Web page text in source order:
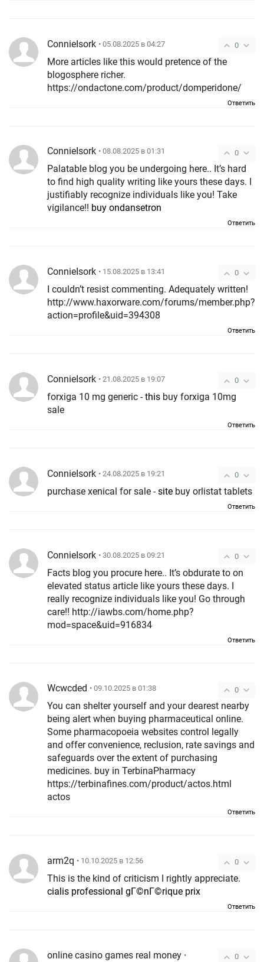
0
ConnieIsork • 05.08.2025 в 04:27
More articles like this would pretence of the
blogosphere richer.
https://ondactone.com/product/domperidone/
Ответить
0
ConnieIsork • 08.08.2025 в 01:31
Palatable blog you be undergoing here.. It’s hard
to find high quality writing like yours these days. I
justifiably recognize individuals like you! Take
vigilance!! buy ondansetron
Ответить
0
ConnieIsork • 15.08.2025 в 13:41
I couldn’t resist commenting. Adequately written!
http://www.haxorware.com/forums/member.php?
action=profile&uid=394308
Ответить
0
ConnieIsork • 21.08.2025 в 19:07
forxiga 10 mg generic -this buy forxiga 10mg
sale
Ответить
0
ConnieIsork • 24.08.2025 в 19:21
purchase xenical for sale -site buy orlistat tablets
Ответить
0
ConnieIsork • 30.08.2025 в 09:21
Facts blog you procure here.. It’s obdurate to on
elevated status article like yours these days. I
really recognize individuals like you! Go through
care!! http://iawbs.com/home.php?
mod=space&uid=916834
Ответить
0
Wcwcded • 09.10.2025 в 01:38
You can shelter yourself and your dearest nearby
being alert when buying pharmaceutical online.
Some pharmacopoeia websites control legally
and offer convenience, reclusion, rate savings and
safeguards over the extent of purchasing
medicines. buy in TerbinaPharmacy
https://terbinafines.com/product/actos.html
actos
Ответить
0
arm2q • 10.10.2025 в 12:56
This is the kind of criticism I rightly appreciate.
cialis professional gГ©nГ©rique prix
Ответить
0
online casino games real money •